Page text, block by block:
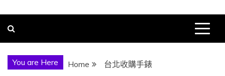
You are Here Home 台北收購手錶